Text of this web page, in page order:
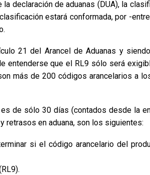
declaración de aduanas (DUA), la
estará conformada, por -
21 del Arancel de Aduanas y
entenderse que el RL9 sólo será
más de 200 códigos arancelarios a
de sólo 30 días (contados desde la
retrasos en aduana, son los siguientes:
si el código arancelario del